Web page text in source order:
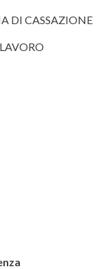
DI CASSAZIONE